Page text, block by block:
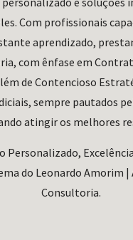
Com profissionais
aprendizado,
com ênfase em
de Contencioso
sempre pautados
atingir os melhores
Personalizado,
do Leonardo Amorim |
Consultoria.